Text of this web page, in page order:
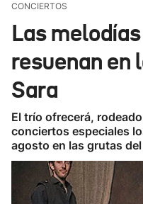
CONCIERTOS
Las
resuenan en
Sara
El trío ofrecerá,
conciertos especiales
agosto en las grutas